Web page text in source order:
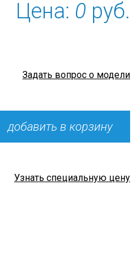
Цена: 0руб.
Задать вопрос о модели
добавить в корзину
Узнать специальную цену